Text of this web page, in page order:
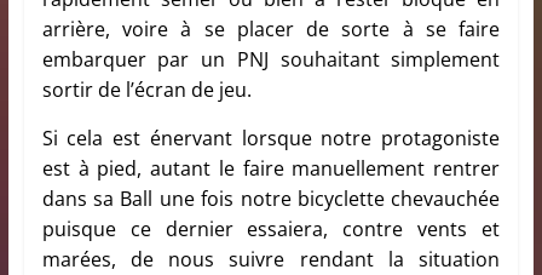
arrière, voire à se placer de sorte à se faire
embarquer par un PNJ souhaitant simplement
sortir de l’écran de jeu.
Si cela est énervant lorsque notre protagoniste
est à pied, autant le faire manuellement rentrer
dans sa Ball une fois notre bicyclette chevauchée
puisque ce dernier essaiera, contre vents et
marées, de nous suivre rendant la situation